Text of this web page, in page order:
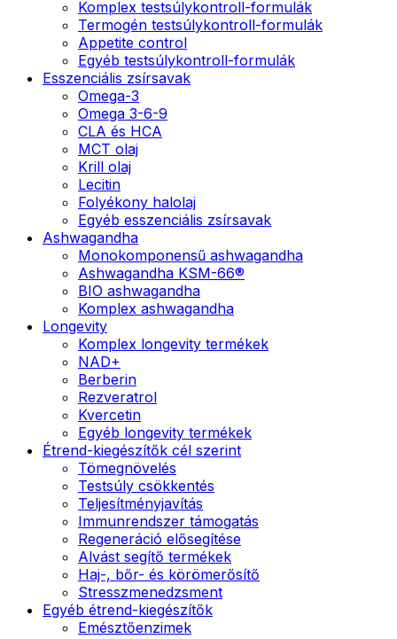
Komplex testsúlykontroll-formulák
Termogén testsúlykontroll-formulák
Appetite control
Egyéb testsúlykontroll-formulák
Esszenciális zsírsavak
Omega-3
Omega 3-6-9
CLA és HCA
MCT olaj
Krill olaj
Lecitin
Folyékony halolaj
Egyéb esszenciális zsírsavak
Ashwagandha
Monokomponensű ashwagandha
Ashwagandha KSM-66®
BIO ashwagandha
Komplex ashwagandha
Longevity
Komplex longevity termékek
NAD+
Berberin
Rezveratrol
Kvercetin
Egyéb longevity termékek
Étrend-kiegészítők cél szerint
Tömegnövelés
Testsúly csökkentés
Teljesítményjavítás
Immunrendszer támogatás
Regeneráció elősegítése
Alvást segítő termékek
Haj-, bőr- és körömerősítő
Stresszmenedzsment
Egyéb étrend-kiegészítők
Emésztőenzimek